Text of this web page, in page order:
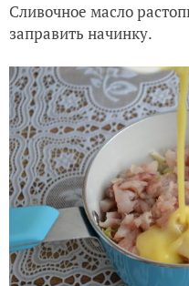
Сливочное масло
заправить начинку.